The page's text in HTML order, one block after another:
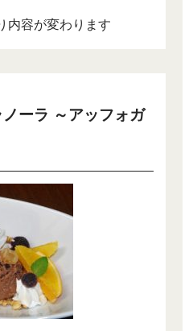
内容が変わります
ーラ ～アッフォガ